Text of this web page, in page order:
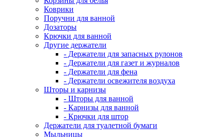
Коврики
Поручни для ванной
Дозаторы
Крючки для ванной
Другие держатели
- Держатели для запасных рулонов
- Держатели для газет и журналов
- Держатели для фена
- Держатели освежителя воздуха
Шторы и карнизы
- Шторы для ванной
- Карнизы для ванной
- Крючки для штор
Держатели для туалетной бумаги
Мыльницы